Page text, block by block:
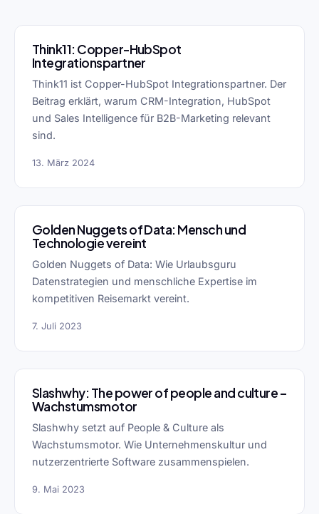
Think11: Copper-HubSpot
Integrationspartner
Think11 ist Copper-HubSpot Integrationspartner. Der
Beitrag erklärt, warum CRM-Integration, HubSpot
und Sales Intelligence für B2B-Marketing relevant
sind.
13. März 2024
Golden Nuggets of Data: Mensch und
Technologie vereint
Golden Nuggets of Data: Wie Urlaubsguru
Datenstrategien und menschliche Expertise im
kompetitiven Reisemarkt vereint.
7. Juli 2023
Slashwhy: The power of people and culture –
Wachstumsmotor
Slashwhy setzt auf People & Culture als
Wachstumsmotor. Wie Unternehmenskultur und
nutzerzentrierte Software zusammenspielen.
9. Mai 2023